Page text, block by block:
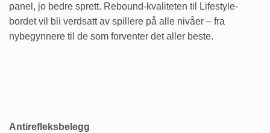
panel, jo bedre sprett. Rebound-kvaliteten til Lifestyle-
bordet vil bli verdsatt av spillere på alle nivåer – fra
nybegynnere til de som forventer det aller beste.
Antirefleksbelegg